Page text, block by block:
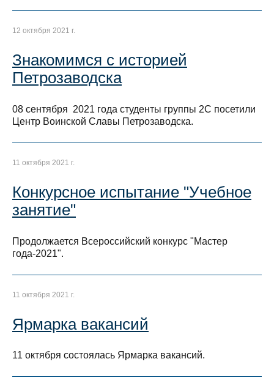
12 октября 2021 г.
Знакомимся с историей
Петрозаводска
08 сентября 2021 года студенты группы 2С посетили
Центр Воинской Славы Петрозаводска.
11 октября 2021 г.
Конкурсное испытание "Учебное
занятие"
Продолжается Всероссийский конкурс "Мастер
года-2021".
11 октября 2021 г.
Ярмарка вакансий
11 октября состоялась Ярмарка вакансий.